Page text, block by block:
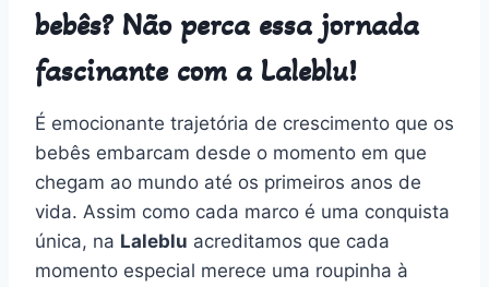
bebês? Não perca essa jornada
fascinante com a Laleblu!
É emocionante trajetória de crescimento que os
bebês embarcam desde o momento em que
chegam ao mundo até os primeiros anos de
vida. Assim como cada marco é uma conquista
única, na Laleblu acreditamos que cada
momento especial merece uma roupinha à